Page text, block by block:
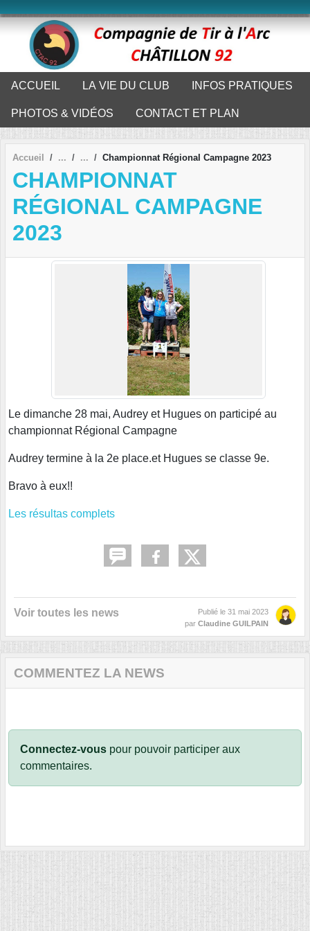
ACCUEIL LA VIE DU CLUB INFOS PRATIQUES
PHOTOS & VIDÉOS CONTACT ET PLAN
Accueil Championnat Régional Campagne 2023
CHAMPIONNAT
RÉGIONAL CAMPAGNE
2023
Le dimanche 28 mai, Audrey et Hugues on participé au
championnat Régional Campagne
Audrey termine à la 2e place.et Hugues se classe 9e.
Bravo à eux!!
Les résultas complets
Voir toutes les news Publié le 31 mai 2023
par Claudine GUILPAIN
COMMENTEZ LA NEWS
Connectez-vous pour pouvoir participer aux
commentaires.